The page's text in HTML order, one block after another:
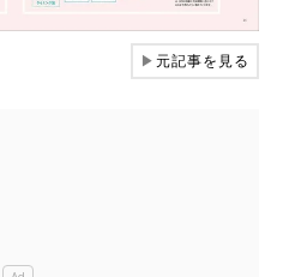
▶元記事を見る